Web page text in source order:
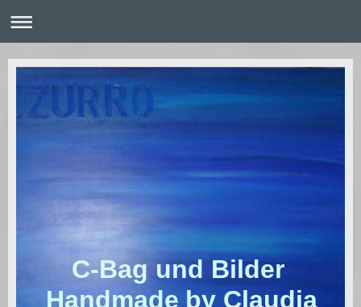
C-Bag und Bilder
Handmade by Claudia